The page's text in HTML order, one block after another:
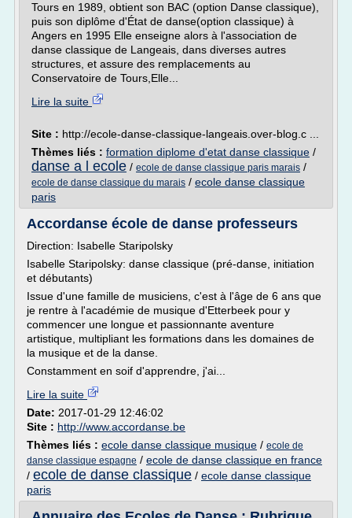
Tours en 1989, obtient son BAC (option Danse classique),
puis son diplôme d'État de danse(option classique) à
Angers en 1995 Elle enseigne alors à l'association de
danse classique de Langeais, dans diverses autres
structures, et assure des remplacements au
Conservatoire de Tours,Elle...
Lire la suite
Site : http://ecole-danse-classique-langeais.over-blog.c ...
Thèmes liés : formation diplome d'etat danse classique /
danse a l ecole / ecole de danse classique paris marais /
ecole de danse classique du marais / ecole danse classique
paris
Accordanse école de danse professeurs
Direction: Isabelle Staripolsky
Isabelle Staripolsky: danse classique (pré-danse, initiation
et débutants)
Issue d'une famille de musiciens, c'est à l'âge de 6 ans que
je rentre à l'académie de musique d'Etterbeek pour y
commencer une longue et passionnante aventure
artistique, multipliant les formations dans les domaines de
la musique et de la danse.
Constamment en soif d'apprendre, j'ai...
Lire la suite
Date: 2017-01-29 12:46:02
Site : http://www.accordanse.be
Thèmes liés : ecole danse classique musique / ecole de
danse classique espagne / ecole de danse classique en france
/ ecole de danse classique / ecole danse classique
paris